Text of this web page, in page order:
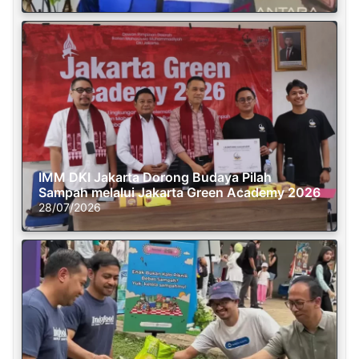
IMM DKI Jakarta Dorong Budaya Pilah
Sampah melalui Jakarta Green Academy 2026
28/07/2026